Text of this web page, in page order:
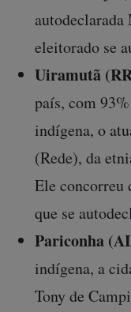
eleitorado se
Uiramutã
país, com
indígena, o
(Rede), da
Ele concorreu
que se
Pariconha
indígena, a
Tony de